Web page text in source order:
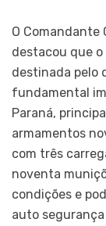
O Comandante
destacou que
destinada pelo
fundamental
Paraná,
armamentos
com três
noventa
condições e
auto